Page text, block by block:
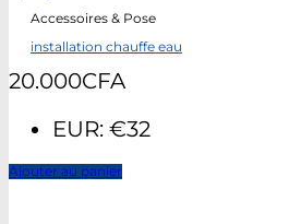
Accessoires & Pose
installation chauffe eau
20.000CFA
EUR: €32
Ajouter au panier